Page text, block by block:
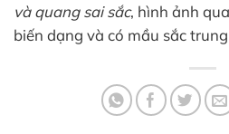
và quang sai sắc, hình ảnh
biến dạng và có mầu sắc